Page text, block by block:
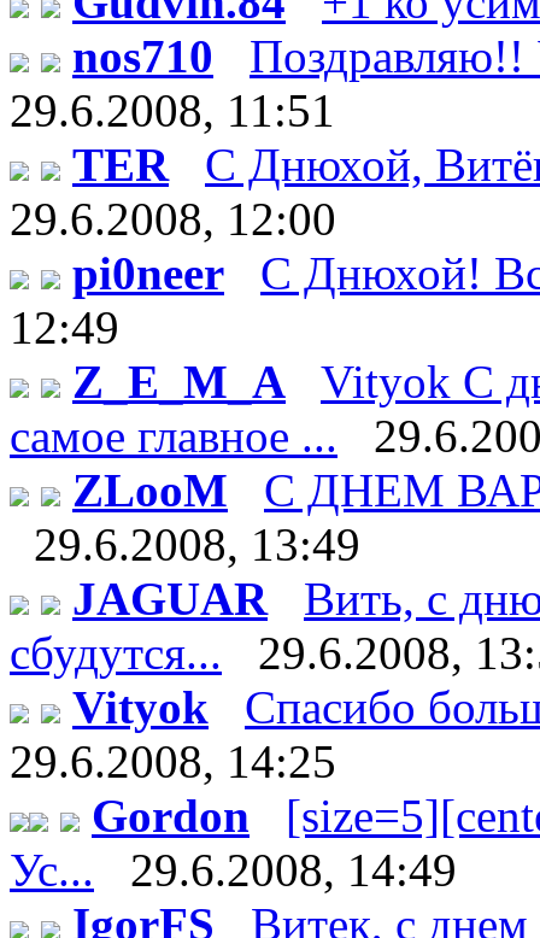
nos710
Поздравляю!!
29.6.2008, 11:51
TER
С Днюхой,
29.6.2008, 12:00
pi0neer
С Днюхой!
12:49
Z_E_M_A
Vityok С
самое главное ...
ZLooM
С ДНЕМ
29.6.2008, 13:49
JAGUAR
Вить, с
сбудутся...
29.6.2008,
Vityok
Спасибо
29.6.2008, 14:25
Gordon
Ус...
29.6.2008, 14:49
IgorFS
Витек, с